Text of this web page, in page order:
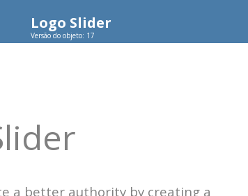
Logo Slider
Versão do objeto: 17